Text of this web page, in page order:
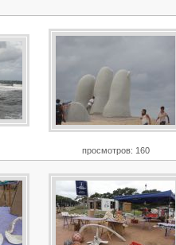
просмотров: 160